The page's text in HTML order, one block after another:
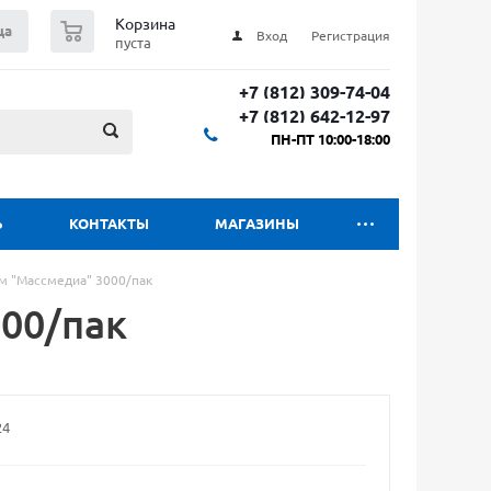
Вход Регистрация
Корзина
пуста
+7 (812) 309-74-04
+7 (812) 642-12-97
ПН-ПТ 10:00-18:00
КОНТАКТЫ МАГАЗИНЫ
"Массмедиа" 3000/пак
пак